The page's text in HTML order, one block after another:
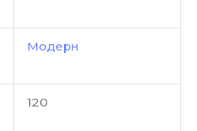
Модерн
120